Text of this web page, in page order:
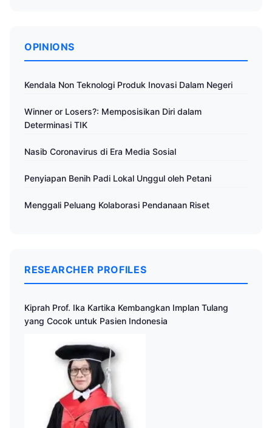
OPINIONS
Kendala Non Teknologi Produk Inovasi Dalam Negeri
Winner or Losers?: Memposisikan Diri dalam
Determinasi TIK
Nasib Coronavirus di Era Media Sosial
Penyiapan Benih Padi Lokal Unggul oleh Petani
Menggali Peluang Kolaborasi Pendanaan Riset
RESEARCHER PROFILES
Kiprah Prof. Ika Kartika Kembangkan Implan Tulang
yang Cocok untuk Pasien Indonesia